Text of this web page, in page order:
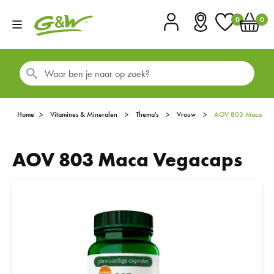
0 0
Home Vitamines & Mineralen Thema's Vrouw AOV 803 Maca
AOV 803 Maca Vegacaps